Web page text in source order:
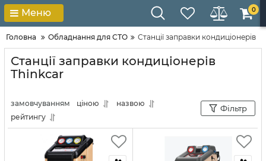
Меню 0
Головна Обладнання для СТО Станції заправки кондиціонерів
Станції заправки кондиціонерів
Thinkcar
замовчуванням ціною
назвою
рейтингу
Фільтр